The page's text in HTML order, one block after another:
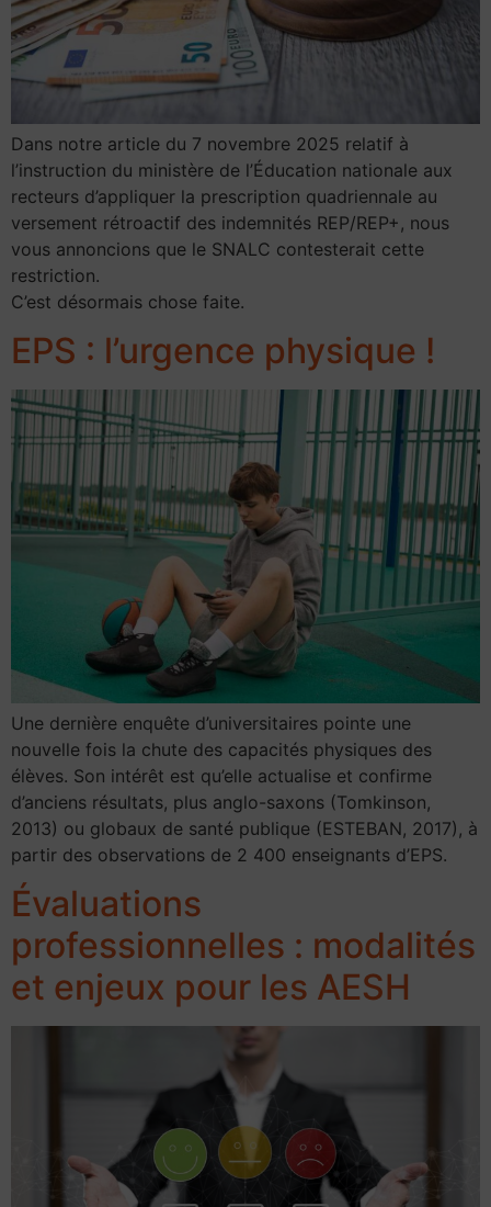
Dans notre article du 7 novembre 2025 relatif à
l’instruction du ministère de l’Éducation nationale aux
recteurs d’appliquer la prescription quadriennale au
versement rétroactif des indemnités REP/REP+, nous
vous annoncions que le SNALC contesterait cette
restriction.
C’est désormais chose faite.
EPS : l’urgence physique !
Une dernière enquête d’universitaires pointe une
nouvelle fois la chute des capacités physiques des
élèves. Son intérêt est qu’elle actualise et confirme
d’anciens résultats, plus anglo-saxons (Tomkinson,
2013) ou globaux de santé publique (ESTEBAN, 2017), à
partir des observations de 2 400 enseignants d’EPS.
Évaluations
professionnelles : modalités
et enjeux pour les AESH